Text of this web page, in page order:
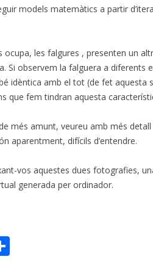
models matemàtics a partir
ocupa, les falgures , presenten un
Si observem la falguera a diferents
idèntica amb el tot (de fet aquesta
que fem tindran aquesta
més amunt, veureu amb més
aparentment, difícils d’entendre.
vos aquestes dues fotografies,
generada per ordinador.